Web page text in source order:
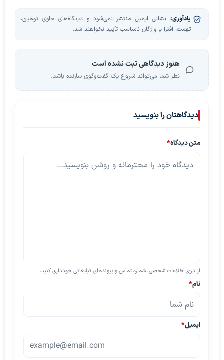
یادآوری: نشانی ایمیل منتشر نمی‌شود و دیدگاه‌های حاوی توهین،
تهمت، افترا یا واژگان نامناسب تأیید نخواهند شد.
هنوز دیدگاهی ثبت نشده است
نظر شما می‌تواند شروع یک گفت‌وگوی سازنده باشد.
دیدگاهتان را بنویسید
متن دیدگاه*
از درج اطلاعات شخصی، شماره تماس و پیوندهای تبلیغاتی خودداری کنید.
نام*
ایمیل*